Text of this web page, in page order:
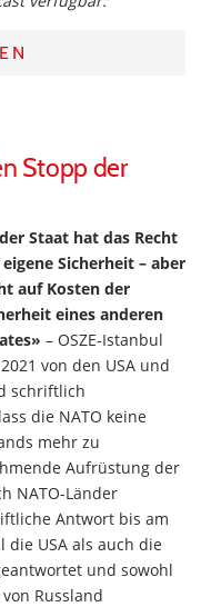
Stopp der
Staat hat das Recht
Sicherheit – aber
auf Kosten der
eines anderen
– OSZE-Istanbul
von den USA und
schriftlich
die NATO keine
mehr zu
Aufrüstung der
NATO-Länder
Antwort bis am
die USA als auch die
und sowohl
Russland